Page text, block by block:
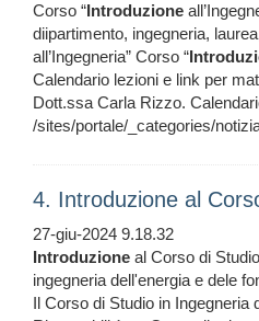
Corso “Introduzione
diipartimento, ingegneria,
all’Ingegneria” Corso “
Calendario lezioni e link per
Dott.ssa Carla Rizzo.
/sites/portale/_categories/
4. Introduzione al
27-giu-2024 9.18.32
Introduzione al Corso di
ingegneria dell'energia e dele
Il Corso di Studio in Ingegneria